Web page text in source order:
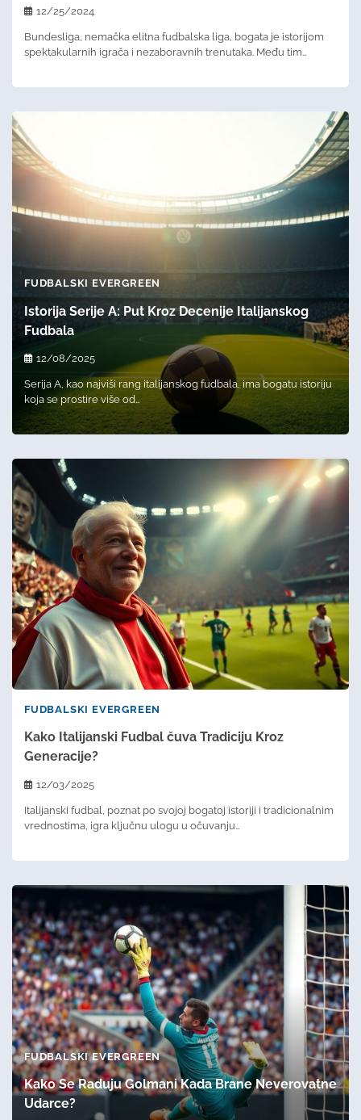
12/25/2024
Bundesliga, nemačka elitna fudbalska liga, bogata je istorijom
spektakularnih igrača i nezaboravnih trenutaka. Među tim…
FUDBALSKI EVERGREEN
Istorija Serije A: Put Kroz Decenije Italijanskog
Fudbala
12/08/2025
Serija A, kao najviši rang italijanskog fudbala, ima bogatu istoriju
koja se prostire više od…
FUDBALSKI EVERGREEN
Kako Italijanski Fudbal čuva Tradiciju Kroz
Generacije?
12/03/2025
Italijanski fudbal, poznat po svojoj bogatoj istoriji i tradicionalnim
vrednostima, igra ključnu ulogu u očuvanju…
FUDBALSKI EVERGREEN
Kako Se Raduju Golmani Kada Brane Neverovatne
Udarce?